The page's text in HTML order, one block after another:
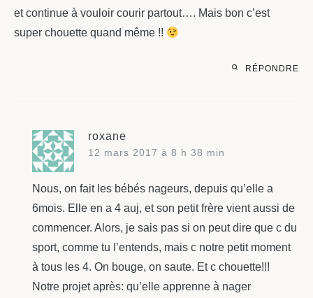
et continue à vouloir courir partout…. Mais bon c’est
super chouette quand même !!
RÉPONDRE
roxane
12 mars 2017 à 8 h 38 min
Nous, on fait les bébés nageurs, depuis qu’elle a
6mois. Elle en a 4 auj, et son petit frère vient aussi de
commencer. Alors, je sais pas si on peut dire que c du
sport, comme tu l’entends, mais c notre petit moment
à tous les 4. On bouge, on saute. Et c chouette!!!
Notre projet après: qu’elle apprenne à nager